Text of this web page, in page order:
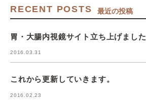
RECENT POSTS 最近の投稿
胃・大腸内視鏡サイト立ち上げました
2016.03.31
これから更新していきます。
2016.02.23